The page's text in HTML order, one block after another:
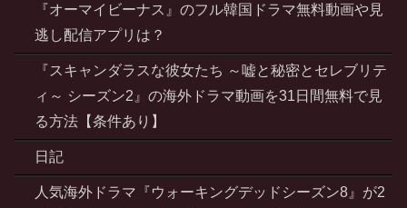
『オーマイビーナス』のフル韓国ドラマ無料動画や見
逃し配信アプリは？
『スキャンダラスな彼女たち ～嘘と秘密とセレブリテ
ィ～ シーズン2』の海外ドラマ動画を31日間無料で見
る方法【条件あり】
日記
人気海外ドラマ『ウォーキングデッドシーズン8』が2